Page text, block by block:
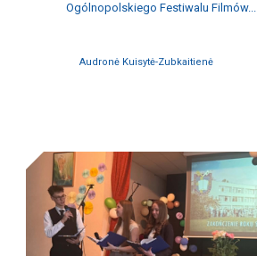
Ogólnopolskiego Festiwalu Filmów...
Audronė Kuisytė-Zubkaitienė